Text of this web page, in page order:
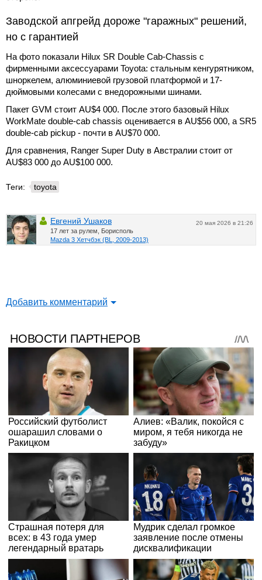
Заводской апгрейд дороже "гаражных" решений,
но с гарантией
На фото показали Hilux SR Double Cab-Chassis с
фирменными аксессуарами Toyota: стальным кенгурятником,
шноркелем, алюминиевой грузовой платформой и 17-
дюймовыми колесами с внедорожными шинами.
Пакет GVM стоит AU$4 000. После этого базовый Hilux
WorkMate double-cab chassis оценивается в AU$56 000, а SR5
double-cab pickup - почти в AU$70 000.
Для сравнения, Ranger Super Duty в Австралии стоит от
AU$83 000 до AU$100 000.
Теги: toyota
20 мая 2026 в 21:26
Евгений Ушаков
17 лет за рулем, Борисполь
Mazda 3 Хетчбэк (BL, 2009-2013)
Добавить комментарий